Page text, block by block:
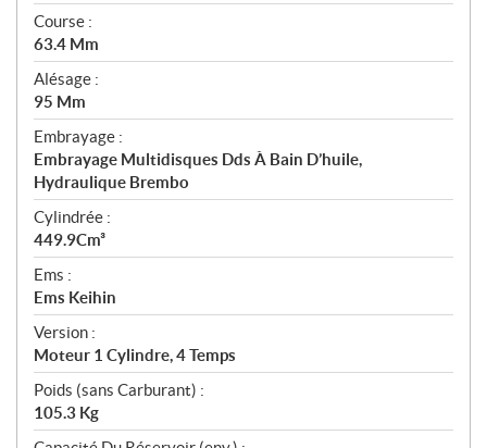
Course :
63.4 Mm
Alésage :
95 Mm
Embrayage :
Embrayage Multidisques Dds À Bain D’huile,
Hydraulique Brembo
Cylindrée :
449.9Cm³
Ems :
Ems Keihin
Version :
Moteur 1 Cylindre, 4 Temps
Poids (sans Carburant) :
105.3 Kg